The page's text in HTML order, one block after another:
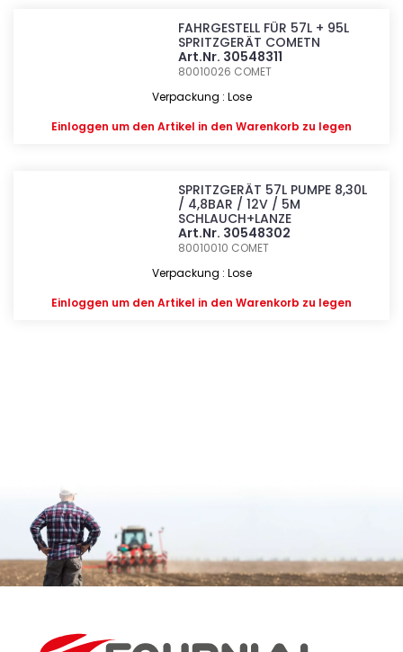
FAHRGESTELL FÜR 57L + 95L
SPRITZGERÄT COMETN
Art.Nr. 30548311
80010026 COMET
Verpackung : Lose
Einloggen um den Artikel in den Warenkorb zu legen
SPRITZGERÄT 57L PUMPE 8,30L
/ 4,8BAR / 12V / 5M
SCHLAUCH+LANZE
Art.Nr. 30548302
80010010 COMET
Verpackung : Lose
Einloggen um den Artikel in den Warenkorb zu legen